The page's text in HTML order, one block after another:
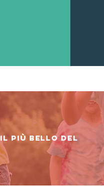
il più bello del